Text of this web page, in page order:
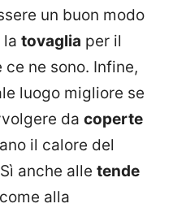
un buon modo
la tovaglia per il
ne sono. Infine,
luogo migliore se
da coperte
il calore del
anche alle tende
alla